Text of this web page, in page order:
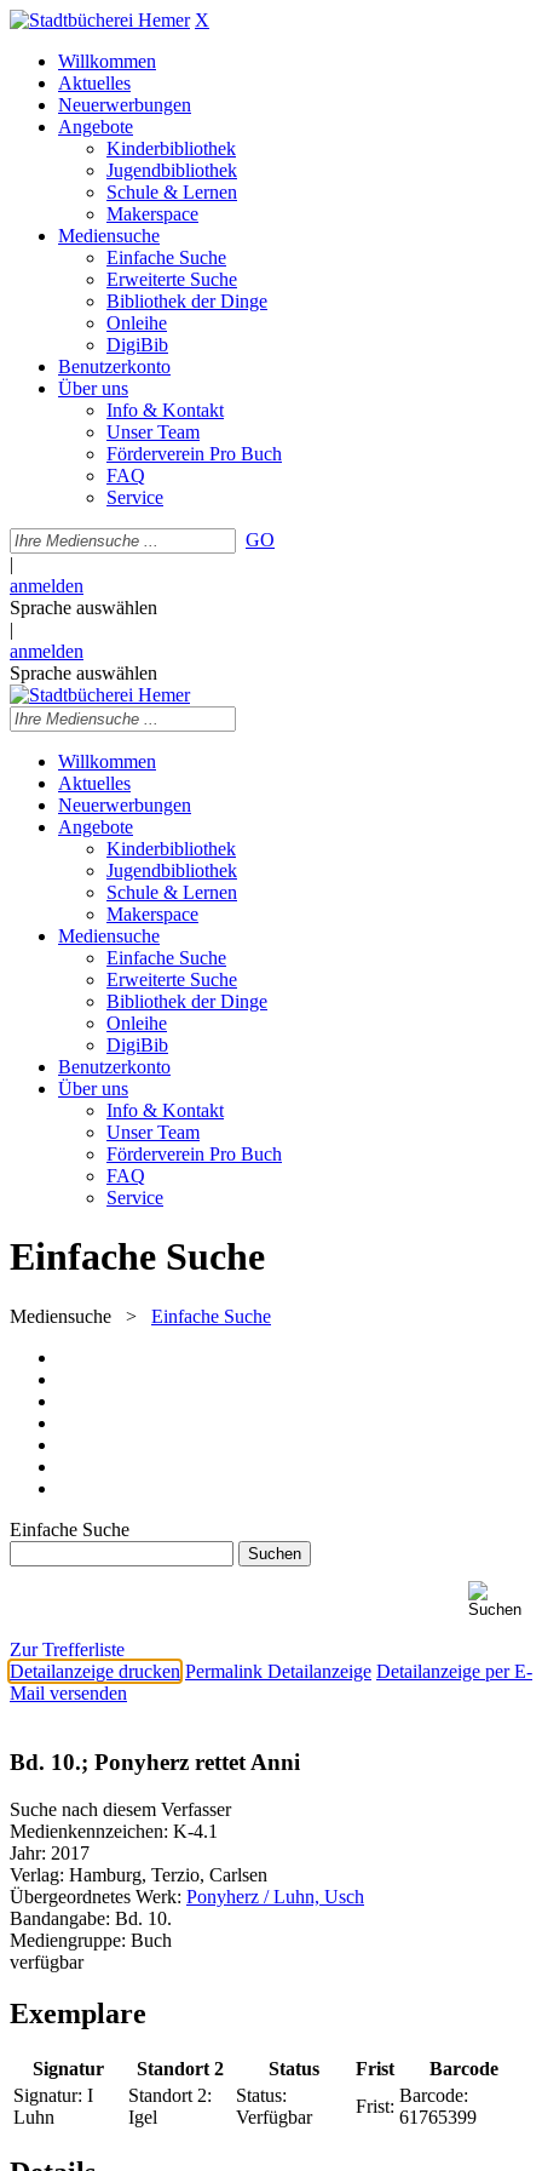
X
Willkommen
Aktuelles
Neuerwerbungen
Angebote
Kinderbibliothek
Jugendbibliothek
Schule & Lernen
Makerspace
Mediensuche
Einfache Suche
Erweiterte Suche
Bibliothek der Dinge
Onleihe
DigiBib
Benutzerkonto
Über uns
Info & Kontakt
Unser Team
Förderverein Pro Buch
FAQ
Service
GO
|
anmelden
Sprache auswählen
|
anmelden
Sprache auswählen
Willkommen
Aktuelles
Neuerwerbungen
Angebote
Kinderbibliothek
Jugendbibliothek
Schule & Lernen
Makerspace
Mediensuche
Einfache Suche
Erweiterte Suche
Bibliothek der Dinge
Onleihe
DigiBib
Benutzerkonto
Über uns
Info & Kontakt
Unser Team
Förderverein Pro Buch
FAQ
Service
Einfache Suche
Mediensuche > Einfache Suche
Einfache Suche
Zur Trefferliste
Detailanzeige drucken Permalink Detailanzeige Detailanzeige per E-
Mail versenden
Bd. 10.; Ponyherz rettet Anni
Suche nach diesem Verfasser
Medienkennzeichen: K-4.1
Jahr: 2017
Verlag: Hamburg, Terzio, Carlsen
Übergeordnetes Werk: Ponyherz / Luhn, Usch
Bandangabe: Bd. 10.
Mediengruppe: Buch
verfügbar
Exemplare
Signatur Standort 2 Status Frist
Barcode
Signatur: I
Luhn
Standort 2:
Igel
Status:
Verfügbar
Frist:
Barcode:
61765399